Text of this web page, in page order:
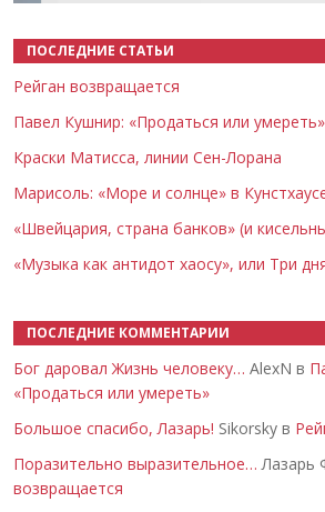
ПОСЛЕДНИЕ СТАТЬИ
Рейган возвращается
Павел Кушнир: «Продаться или умереть»
Краски Матисса, линии Сен-Лорана
Марисоль: «Море и солнце» в
«Швейцария, страна банков» (и
«Музыка как антидот хаосу», или Три
ПОСЛЕДНИЕ КОММЕНТАРИИ
Бог даровал Жизнь человеку… AlexN в
«Продаться или умереть»
Большое спасибо, Лазарь! Sikorsky в
Поразительно выразительное… Лазарь
возвращается